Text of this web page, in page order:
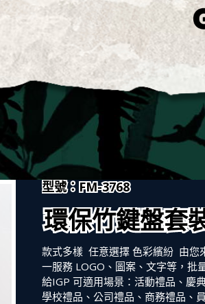
型號：FM-3768
環保竹鍵盤套
款式多樣 任意選擇 色彩繽紛 由您
一服務 LOGO、圖案、文字等，批
給IGP 可適用場景：活動禮品、慶
學校禮品、公司禮品、商務禮品、